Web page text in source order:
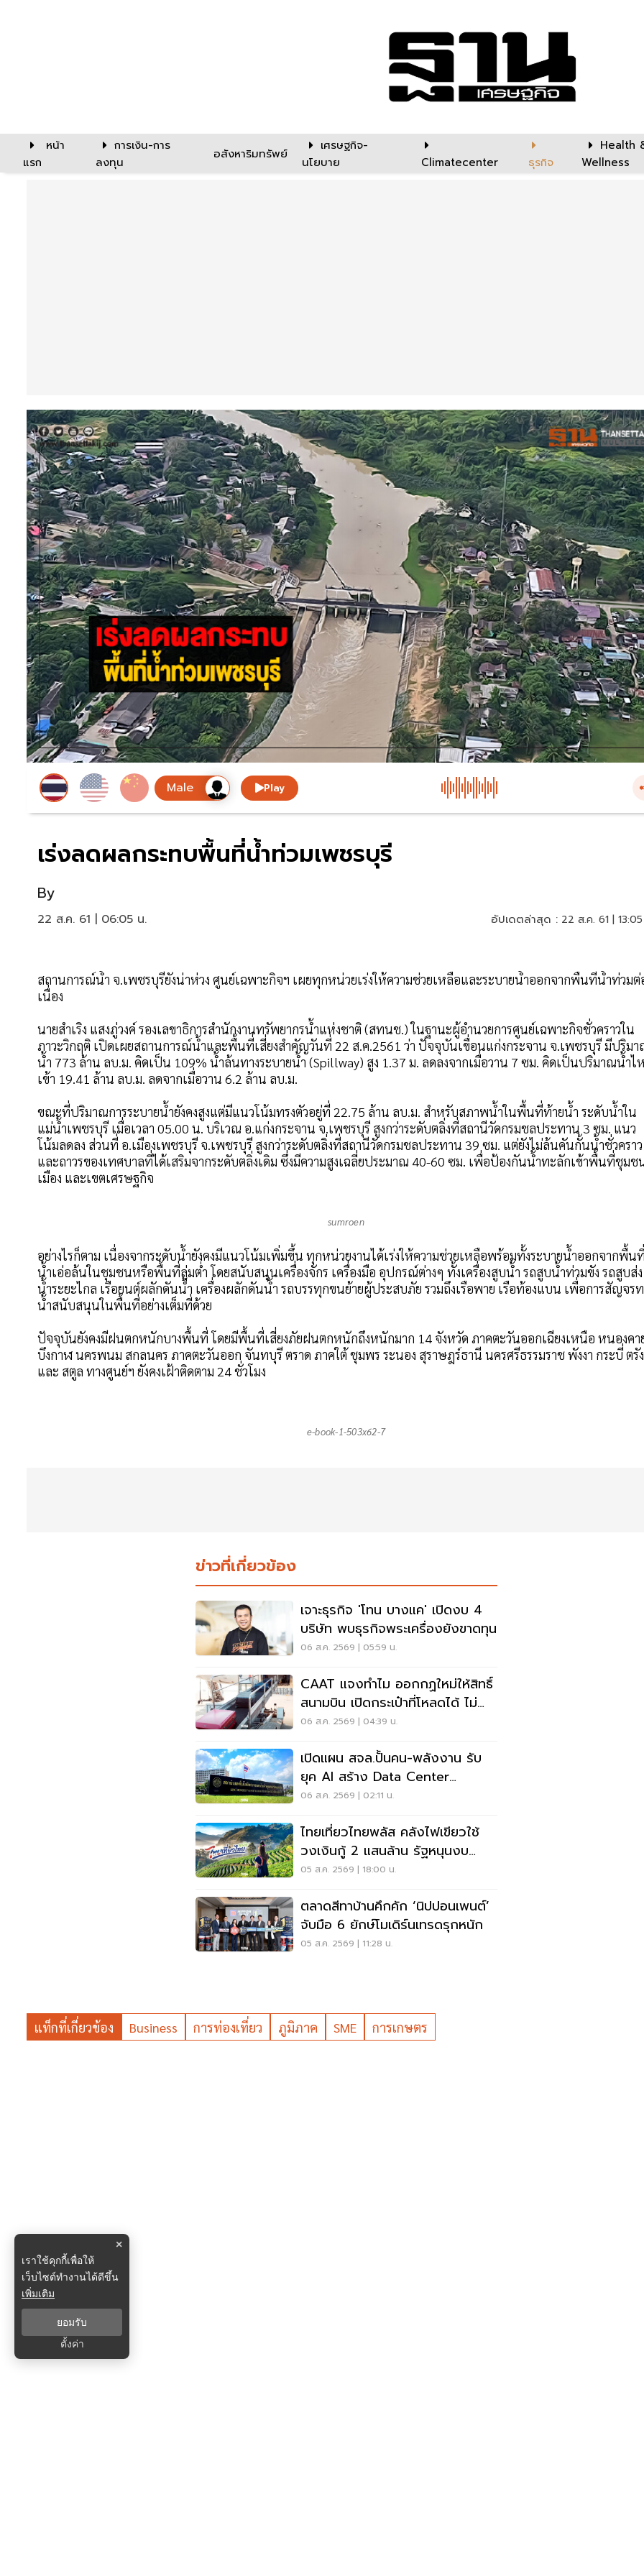
หน้า
แรก
การเงิน-การ
ลงทุน
อสังหาริมทรัพย์
เศรษฐกิจ-
นโยบาย
Climatecenter ธุรกิจ
Health
Wellness
Play
เร่งลดผลกระทบพื้นที่น้ำท่วมเพชรบุรี
By
22 ส.ค. 61 | 06:05 น. อัปเดตล่าสุด : 22 ส.ค. 61 |
สถานการณ์น้ำ จ.เพชรบุรียังน่าห่วง ศูนย์เฉพาะกิจฯ เผยทุกหน่วยเร่งให้ความช่วยเหลือและระบายน้ำออกจากพื้นที่น้ำท่วมต่
เนื่อง
นายสำเริง แสงภู่วงค์ รองเลขาธิการสำนักงานทรัพยากรน้ำแห่งชาติ (สทนช.) ในฐานะผู้อำนวยการศูนย์เฉพาะกิจชั่วคราวใน
ภาวะวิกฤติ เปิดเผยสถานการณ์น้ำและพื้นที่เสี่ยงสำคัญวันที่ 22 ส.ค.2561 ว่า ปัจจุบันเขื่อนแก่งกระจาน จ.เพชรบุรี มีปริม
น้ำ 773 ล้าน ลบ.ม. คิดเป็น 109% น้ำล้นทางระบายน้ำ (Spillway) สูง 1.37 ม. ลดลงจากเมื่อวาน 7 ซม. คิดเป็นปริมาณน้ำไ
เข้า 19.41 ล้าน ลบ.ม. ลดจากเมื่อวาน 6.2 ล้าน ลบ.ม.
ขณะที่ปริมาณการระบายน้ำยังคงสูงแต่มีแนวโน้มทรงตัวอยู่ที่ 22.75 ล้าน ลบ.ม. สำหรับสภาพน้ำในพื้นที่ท้ายน้ำ ระดับน้ำใน
แม่น้ำเพชรบุรี เมื่อเวลา 05.00 น. บริเวณ อ.แก่งกระจาน จ.เพชรบุรี สูงกว่าระดับตลิ่งที่สถานีวัดกรมชลประทาน 3 ซม. แนว
โน้มลดลง ส่วนที่ อ.เมืองเพชรบุรี จ.เพชรบุรี สูงกว่าระดับตลิ่งที่สถานีวัดกรมชลประทาน 39 ซม. แต่ยังไม่ล้นคันกั้นน้ำชั่วคราว
และถาวรของเทศบาลที่ได้เสริมจากระดับตลิ่งเดิม ซึ่งมีความสูงเฉลี่ยประมาณ 40-60 ซม. เพื่อป้องกันน้ำทะลักเข้าพื้นที่ชุมช
เมือง และเขตเศรษฐกิจ
sumroen
อย่างไรก็ตาม เนื่องจากระดับน้ำยังคงมีแนวโน้มเพิ่มขึ้น ทุกหน่วยงานได้เร่งให้ความช่วยเหลือพร้อมทั้งระบายน้ำออกจากพื้น
น้ำเอ่อล้นในชุมชนหรือพื้นที่ลุ่มต่ำ โดยสนับสนุนเครื่องจักร เครื่องมือ อุปกรณ์ต่างๆ ทั้งเครื่องสูบน้ำ รถสูบน้ำท่วมขัง รถสูบส่ง
น้ำระยะไกล เรือยนต์ผลักดันน้ำ เครื่องผลักดันน้ำ รถบรรทุกขนย้ายผู้ประสบภัย รวมถึงเรือพาย เรือท้องแบน เพื่อการสัญจรท
น้ำสนับสนุนในพื้นที่อย่างเต็มที่ด้วย
ปัจจุบันยังคงมีฝนตกหนักบางพื้นที่ โดยมีพื้นที่เสี่ยงภัยฝนตกหนักถึงหนักมาก 14 จังหวัด ภาคตะวันออกเฉียงเหนือ หนองคา
บึงกาฬ นครพนม สกลนคร ภาคตะวันออก จันทบุรี ตราด ภาคใต้ ชุมพร ระนอง สุราษฎร์ธานี นครศรีธรรมราช พังงา กระบี่ ตรัง
และ สตูล ทางศูนย์ฯ ยังคงเฝ้าติดตาม 24 ชั่วโมง
e-book-1-503x62-7
ข่าวที่เกี่ยวข้อง
เจาะธุรกิจ 'โทน บางแค' เปิดงบ 4
บริษัท พบธุรกิจพระเครื่องยังขาดทุน
06 ส.ค. 2569 | 05:59 น.
CAAT แจงทำไม ออกกฏใหม่ให้สิทธิ์
สนามบิน เปิดกระเป๋าที่โหลดได้ ไม่
ต้องเรียกเจ้าของ
06 ส.ค. 2569 | 04:39 น.
เปิดแผน สจล.ปั้นคน-พลังงาน รับ
ยุค AI สร้าง Data Center
Sandbox
06 ส.ค. 2569 | 02:11 น.
ไทยเที่ยวไทยพลัส คลังไฟเขียวใช้
วงเงินกู้ 2 แสนล้าน รัฐหนุนงบ
1,750-2,000 ล้านบาท
05 ส.ค. 2569 | 18:00 น.
ตลาดสีทาบ้านคึกคัก ‘นิปปอนเพนต์’
จับมือ 6 ยักษ์โมเดิร์นเทรดรุกหนัก
05 ส.ค. 2569 | 11:28 น.
แท็กที่เกี่ยวข้อง Business การท่องเที่ยว ภูมิภาค SME การเกษตร
×
เราใช้คุกกี้เพื่อให้
เว็บไซต์ทำงานได้ดีขึ้น
เพิ่มเติม
ยอมรับ
ตั้งค่า